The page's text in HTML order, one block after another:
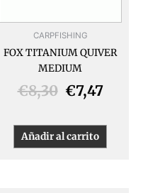
CARPFISHING
FOX TITANIUM QUIVER
MEDIUM
€8,30 €7,47
Añadir al carrito